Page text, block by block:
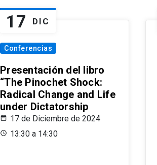
17 DIC
Conferencias
Presentación del libro
“The Pinochet Shock:
Radical Change and Life
under Dictatorship
17 de Diciembre de 2024
13:30 a 14:30